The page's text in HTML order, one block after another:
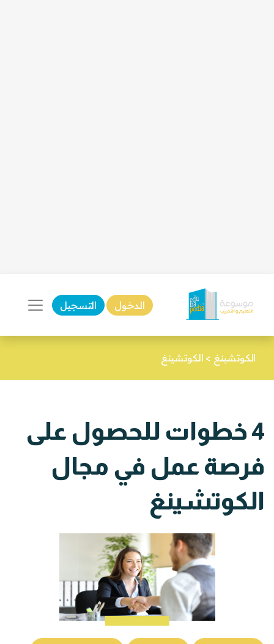
الدخول التسجيل
الكوتشينغ > الكوتشينغ
4 خطوات للحصول على
فرصة عمل في مجال
الكوتشينغ